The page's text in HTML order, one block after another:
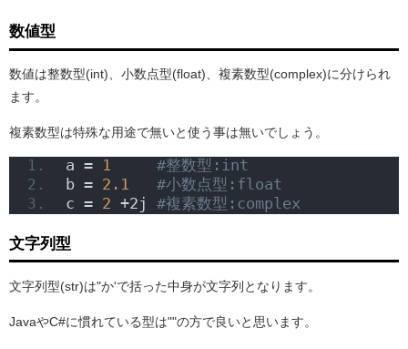
数値型
数値は整数型(int)、小数点型(float)、複素数型(complex)に分けられ
ます。
複素数型は特殊な用途で無いと使う事は無いでしょう。
a = 1
#整数型:int
b = 2.1
#小数点型:float
c = 2 +2j #複素数型:complex
文字列型
文字列型(str)は"か'で括った中身が文字列となります。
JavaやC#に慣れている型は""の方で良いと思います。